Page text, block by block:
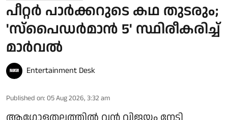
പീറ്റർ പാർക്കറുടെ കഥ തുടരും;
'സ്‌പൈഡർമാൻ 5' സ്ഥിരീകരിച്ച്
മാർവൽ
Entertainment Desk
Published on: 05 Aug 2026, 3:32 am